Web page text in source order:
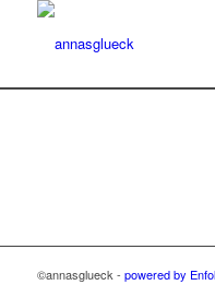
©annasglueck - powered by